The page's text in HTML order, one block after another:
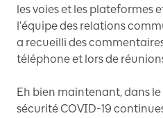
les voies et les plateformes
l'équipe des relations
a recueilli des
téléphone et lors de
Eh bien maintenant, dans
sécurité COVID-19